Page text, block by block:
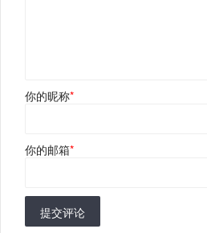
你的昵称*
你的邮箱*
提交评论